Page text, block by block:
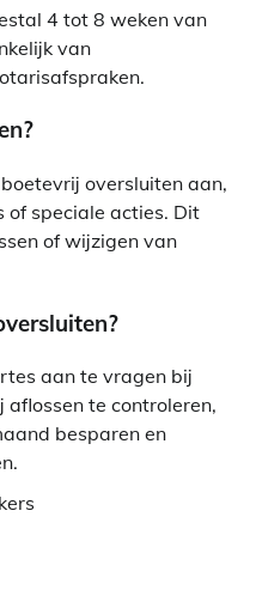
4 tot 8 weken van
van
oversluiten aan,
speciale acties. Dit
of wijzigen van
aan te vragen bij
te controleren,
besparen en